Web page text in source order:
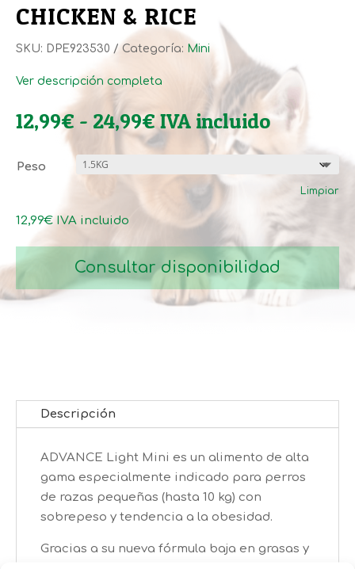
CHICKEN & RICE
SKU: DPE923530 Categoría: Mini
Ver descripción completa
12,99€ - 24,99€ Rango
de
precios:
desde
12,99€
hasta
IVA incluido
Peso
Limpiar
12,99€ IVA incluido
Consultar disponibilidad
Descripción
ADVANCE Light Mini es un alimento de alta
gama especialmente indicado para perros
de razas pequeñas (hasta 10 kg) con
sobrepeso y tendencia a la obesidad.
Gracias a su nueva fórmula baja en grasas y